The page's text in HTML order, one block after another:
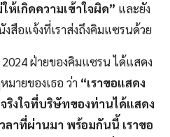
ห้เกิดความเข้าใจผิด” และยัง
สือแจ้งที่เราส่งถึงคิมแซรนด้วย
ฝ่ายของคิมแซรน ได้แสดง
ายของเธอ ว่า “เราขอแสดง
งใจที่บริษัทของท่านได้แสดง
ลาที่ผ่านมา พร้อมกันนี้ เราขอ